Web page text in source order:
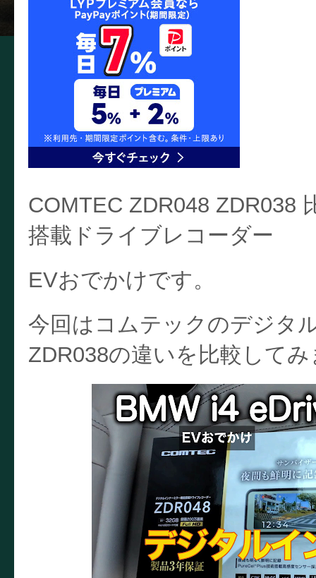
COMTEC ZDR048 ZDR038
搭載ドライブレコーダー
EVおでかけです。
今回はコムテックのデジタ
ZDR038の違いを比較して